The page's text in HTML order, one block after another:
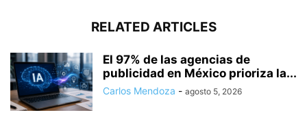
RELATED ARTICLES
El 97% de las agencias de
publicidad en México prioriza la...
Carlos Mendoza - agosto 5, 2026